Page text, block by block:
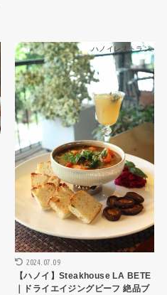
ハノイレストラン
2024.07.09
【ハノイ】Steakhouse LA BETE
｜ドライエイジングビーフ 絶品ブ